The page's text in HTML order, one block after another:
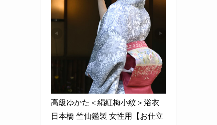
高級ゆかた＜絹紅梅小紋＞浴衣
日本橋 竺仙鑑製 女性用【お仕立